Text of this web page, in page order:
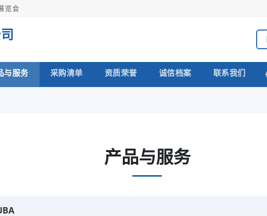
览会
与服务 采购清单 资质荣誉 诚信档案 联系我们
产品与服务